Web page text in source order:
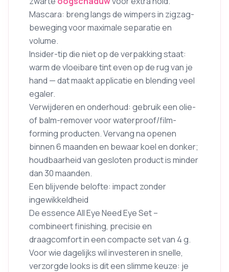
Mascara: breng langs de wimpers in zigzag-
beweging voor maximale separatie en
volume.
Insider-tip die niet op de verpakking staat:
warm de vloeibare tint even op de rug van je
hand — dat maakt applicatie en blending veel
egaler.
Verwijderen en onderhoud: gebruik een olie-
of balm-remover voor waterproof/film-
forming producten. Vervang na openen
binnen 6 maanden en bewaar koel en donker;
houdbaarheid van gesloten product is minder
dan 30 maanden.
Een blijvende belofte: impact zonder
ingewikkeldheid
De essence All Eye Need Eye Set –
combineert finishing, precisie en
draagcomfort in een compacte set van 4 g.
Voor wie dagelijks wil investeren in snelle,
verzorgde looks is dit een slimme keuze: je